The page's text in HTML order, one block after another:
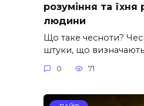
розуміння та їхня
людини
Що таке чесноти?
штуки, що визначають
0 71